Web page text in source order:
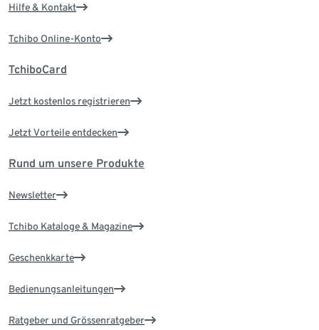
Hilfe & Kontakt
Tchibo Online-Konto
TchiboCard
Jetzt kostenlos registrieren
Jetzt Vorteile entdecken
Rund um unsere Produkte
Newsletter
Tchibo Kataloge & Magazine
Geschenkkarte
Bedienungsanleitungen
Ratgeber und Grössenratgeber